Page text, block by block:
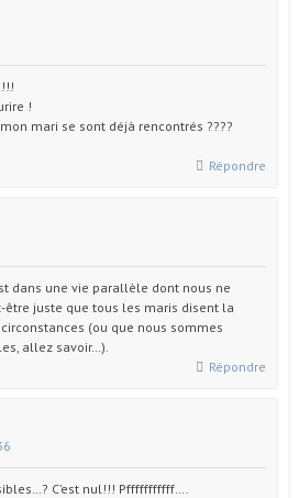
!
mari se sont déjà rencontrés ????
Répondre
dans une vie parallèle dont nous ne
être juste que tous les maris disent la
(ou que nous sommes
allez savoir…).
Répondre
C’est nul!!! Pfffffffffff….